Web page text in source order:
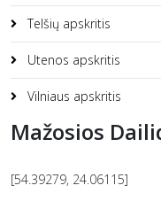
Telšių apskritis
Utenos apskritis
Vilniaus apskritis
Mažosios
[54.39279, 24.06115]